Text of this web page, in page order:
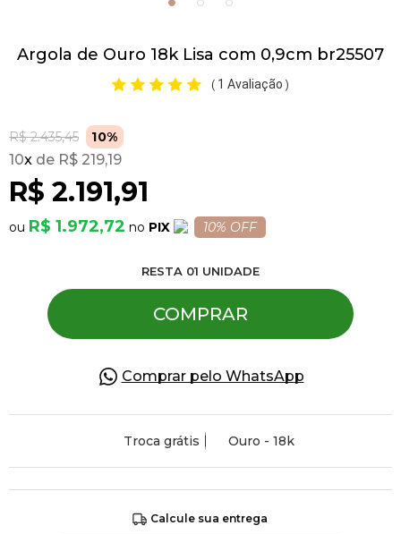
Argola de Ouro 18k Lisa com 0,9cm br25507
( 1 Avaliação )
R$ 2.435,45 10%
R$ 2.191,91
10x R$ 219,19
R$ 1.972,72 PIX 10% OFF
RESTA 01 UNIDADE
COMPRAR
Comprar pelo WhatsApp
Troca grátis Ouro - 18k
Calcule sua entrega
Pingentes
Pulseiras
Piercing
Pedras Preciosas